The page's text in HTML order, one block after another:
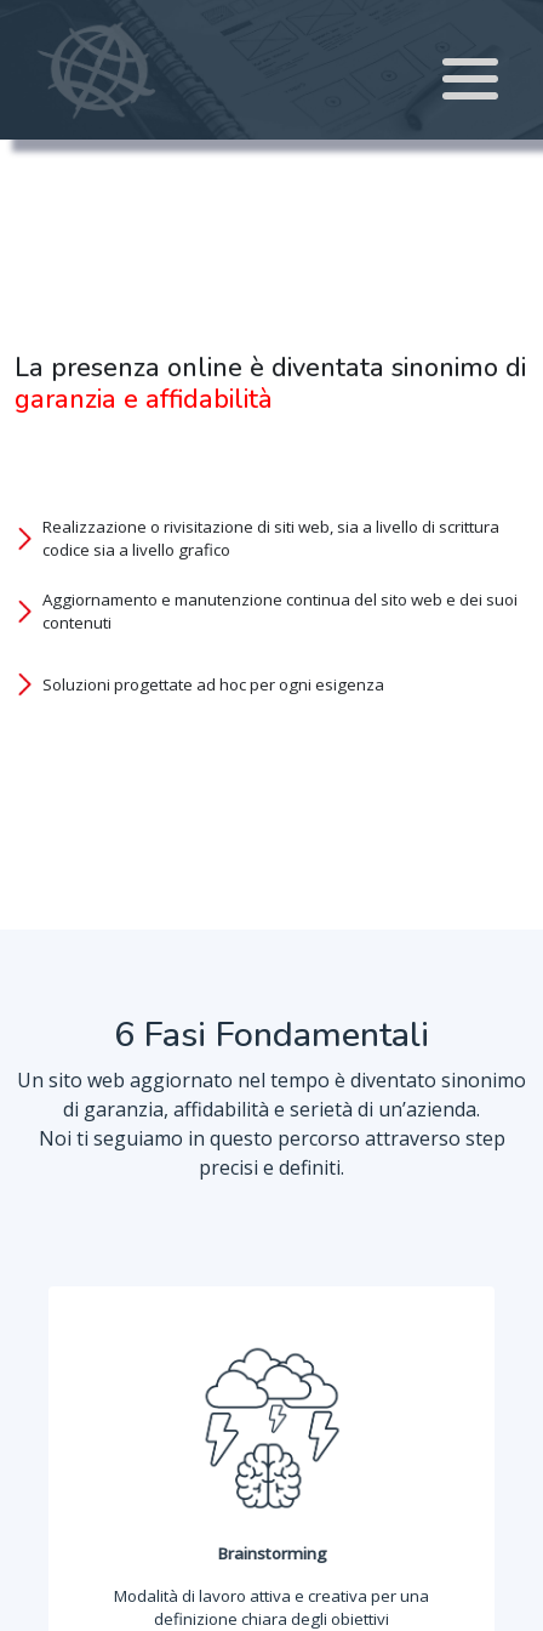
La presenza online è diventata sinonimo di
garanzia e affidabilità
Realizzazione o rivisitazione di siti web, sia a livello di scrittura
codice sia a livello grafico
Aggiornamento e manutenzione continua del sito web e dei suoi
contenuti
Soluzioni progettate ad hoc per ogni esigenza
6 Fasi Fondamentali
Un sito web aggiornato nel tempo è diventato sinonimo
di garanzia, affidabilità e serietà di un’azienda.
Noi ti seguiamo in questo percorso attraverso step
precisi e definiti.
Brainstorming
Modalità di lavoro attiva e creativa per una
definizione chiara degli obiettivi